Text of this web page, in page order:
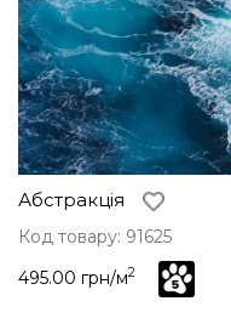
Абстракція
Код товару: 91625
495.00 грн/м2